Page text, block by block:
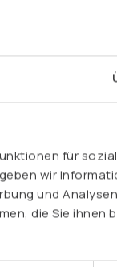
für
wir
und
die Sie ihnen